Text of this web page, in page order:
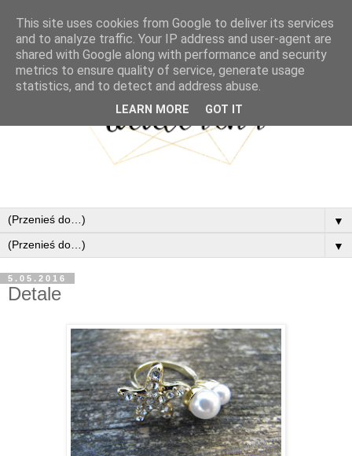
▼
▼
5.05.2016
Detale
This site uses cookies from Google to deliver its services
and to analyze traffic. Your IP address and user-agent are
shared with Google along with performance and security
metrics to ensure quality of service, generate usage
statistics, and to detect and address abuse.
LEARN MORE GOT IT